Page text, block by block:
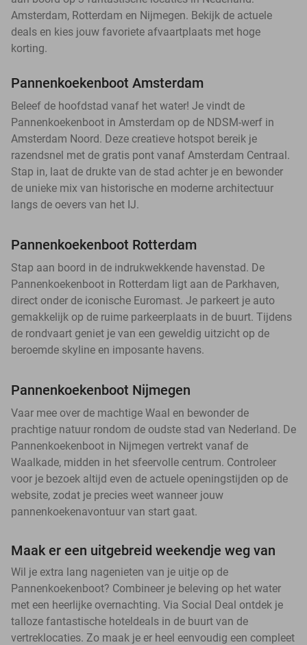
Amsterdam, Rotterdam en Nijmegen. Bekijk de actuele
deals en kies jouw favoriete afvaartplaats met hoge
korting.
Pannenkoekenboot Amsterdam
Beleef de hoofdstad vanaf het water! Je vindt de
Pannenkoekenboot in Amsterdam op de NDSM-werf in
Amsterdam Noord. Deze creatieve hotspot bereik je
razendsnel met de gratis pont vanaf Amsterdam Centraal.
Stap in, laat de drukte van de stad achter je en bewonder
de unieke mix van historische en moderne architectuur
langs de oevers van het IJ.
Pannenkoekenboot Rotterdam
Stap aan boord in de indrukwekkende havenstad. De
Pannenkoekenboot in Rotterdam ligt aan de Parkhaven,
direct onder de iconische Euromast. Je parkeert je auto
gemakkelijk op de ruime parkeerplaats in de buurt. Tijdens
de rondvaart geniet je van een geweldig uitzicht op de
beroemde skyline en imposante havens.
Pannenkoekenboot Nijmegen
Vaar mee over de machtige Waal en bewonder de
prachtige natuur rondom de oudste stad van Nederland. De
Pannenkoekenboot in Nijmegen vertrekt vanaf de
Waalkade, midden in het sfeervolle centrum. Controleer
voor je bezoek altijd even de actuele openingstijden op de
website, zodat je precies weet wanneer jouw
pannenkoekenavontuur van start gaat.
Maak er een uitgebreid weekendje weg van
Wil je extra lang nagenieten van je uitje op de
Pannenkoekenboot? Combineer je beleving op het water
met een heerlijke overnachting. Via Social Deal ontdek je
talloze fantastische hoteldeals in de buurt van de
vertreklocaties. Zo maak je er heel eenvoudig een compleet